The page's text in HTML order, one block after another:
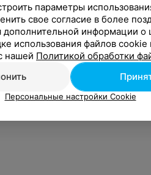
параметры
свое согласие в более
дополнительной информации о
использования файлов
нашей Политикой обработки
Персональные настройки Cookie